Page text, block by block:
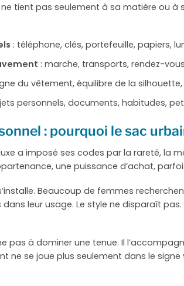
ne tient pas seulement à sa matière ou
: téléphone, clés, portefeuille, papiers,
: marche, transports, rendez-
du vêtement, équilibre de la
personnels, documents, habitudes,
: pourquoi le sac
a imposé ses codes par la rareté, la
une puissance d’achat,
Beaucoup de femmes
leur usage. Le style ne disparaît
pas à dominer une tenue. Il
ne se joue plus seulement dans le signe